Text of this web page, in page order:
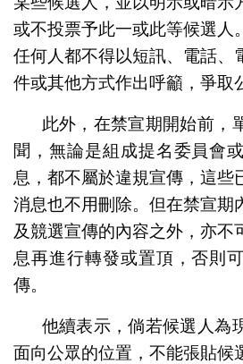
或不投票予此一或此等候選人
任何人都不得以短訊、電話、
件或其他方式作出呼籲，爭取
此外，在禁宣期開始前，
聞，無論是組成提名委員會
息，都不屬於違規宣傳，這些
消息也不用刪除。但在禁宣期
及競選宣傳的內容之外，亦不
息再進行轉發或置頂，否則
傳。
他續表示，倘若候選人為
面向公眾的位置，不能張貼候